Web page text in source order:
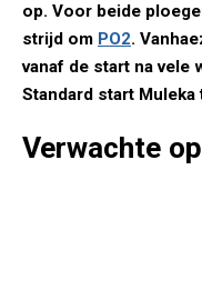
op. Voor beide
strijd om PO2.
vanaf de start na vele
Standard start
Verwachte